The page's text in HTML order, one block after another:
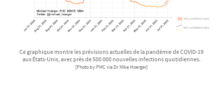
Ce graphique montre les prévisions actuelles de la pandémie de COVID-19
aux États-Unis, avec près de 500 000 nouvelles infections quotidiennes.
[Photo by PMC via Dr. Mike Hoerger]